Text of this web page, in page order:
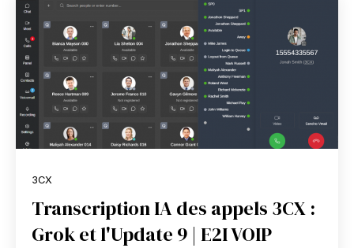
3CX
Transcription IA des appels 3CX :
Grok et l'Update 9 | E2I VOIP